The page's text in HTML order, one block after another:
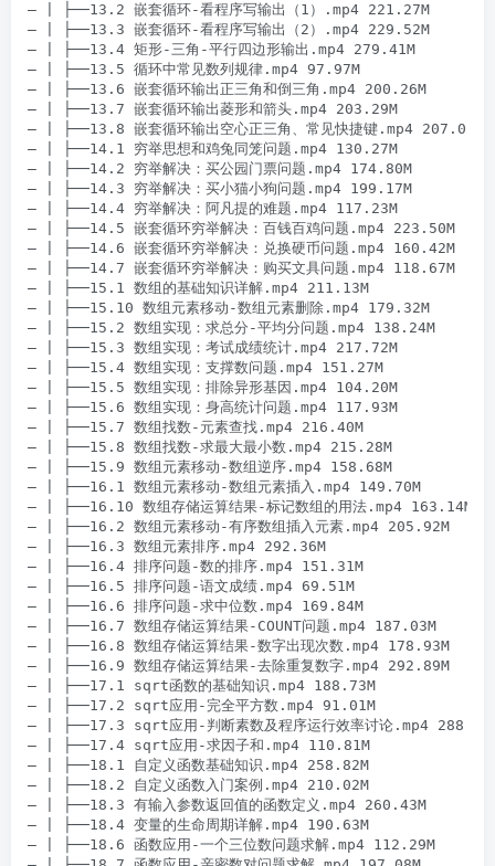
– | ├──13.2 嵌套循环-看程序写输出（1）.mp4 221.27M
– | ├──13.3 嵌套循环-看程序写输出（2）.mp4 229.52M
– | ├──13.4 矩形-三角-平行四边形输出.mp4 279.41M
– | ├──13.5 循环中常见数列规律.mp4 97.97M
– | ├──13.6 嵌套循环输出正三角和倒三角.mp4 200.26M
– | ├──13.7 嵌套循环输出菱形和箭头.mp4 203.29M
– | ├──13.8 嵌套循环输出空心正三角、常见快捷键.mp4 207.02M
– | ├──14.1 穷举思想和鸡兔同笼问题.mp4 130.27M
– | ├──14.2 穷举解决：买公园门票问题.mp4 174.80M
– | ├──14.3 穷举解决：买小猫小狗问题.mp4 199.17M
– | ├──14.4 穷举解决：阿凡提的难题.mp4 117.23M
– | ├──14.5 嵌套循环穷举解决：百钱百鸡问题.mp4 223.50M
– | ├──14.6 嵌套循环穷举解决：兑换硬币问题.mp4 160.42M
– | ├──14.7 嵌套循环穷举解决：购买文具问题.mp4 118.67M
– | ├──15.1 数组的基础知识详解.mp4 211.13M
– | ├──15.10 数组元素移动-数组元素删除.mp4 179.32M
– | ├──15.2 数组实现：求总分-平均分问题.mp4 138.24M
– | ├──15.3 数组实现：考试成绩统计.mp4 217.72M
– | ├──15.4 数组实现：支撑数问题.mp4 151.27M
– | ├──15.5 数组实现：排除异形基因.mp4 104.20M
– | ├──15.6 数组实现：身高统计问题.mp4 117.93M
– | ├──15.7 数组找数-元素查找.mp4 216.40M
– | ├──15.8 数组找数-求最大最小数.mp4 215.28M
– | ├──15.9 数组元素移动-数组逆序.mp4 158.68M
– | ├──16.1 数组元素移动-数组元素插入.mp4 149.70M
– | ├──16.10 数组存储运算结果-标记数组的用法.mp4 163.14M
– | ├──16.2 数组元素移动-有序数组插入元素.mp4 205.92M
– | ├──16.3 数组元素排序.mp4 292.36M
– | ├──16.4 排序问题-数的排序.mp4 151.31M
– | ├──16.5 排序问题-语文成绩.mp4 69.51M
– | ├──16.6 排序问题-求中位数.mp4 169.84M
– | ├──16.7 数组存储运算结果-COUNT问题.mp4 187.03M
– | ├──16.8 数组存储运算结果-数字出现次数.mp4 178.93M
– | ├──16.9 数组存储运算结果-去除重复数字.mp4 292.89M
– | ├──17.1 sqrt函数的基础知识.mp4 188.73M
– | ├──17.2 sqrt应用-完全平方数.mp4 91.01M
– | ├──17.3 sqrt应用-判断素数及程序运行效率讨论.mp4
– | ├──17.4 sqrt应用-求因子和.mp4 110.81M
– | ├──18.1 自定义函数基础知识.mp4 258.82M
– | ├──18.2 自定义函数入门案例.mp4 210.02M
– | ├──18.3 有输入参数返回值的函数定义.mp4 260.43M
– | ├──18.4 变量的生命周期详解.mp4 190.63M
– | ├──18.6 函数应用-一个三位数问题求解.mp4 112.29M